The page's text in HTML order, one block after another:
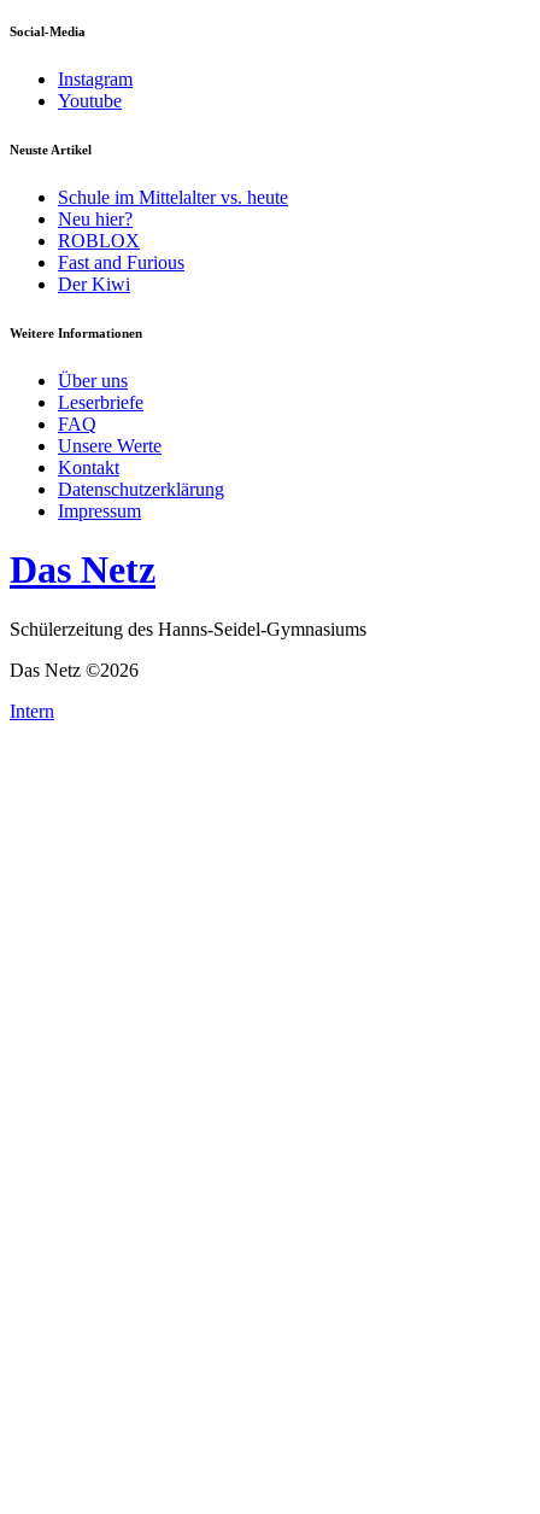
Social-Media
Instagram
Youtube
Neuste Artikel
Schule im Mittelalter vs. heute
Neu hier?
ROBLOX
Fast and Furious
Der Kiwi
Weitere Informationen
Über uns
Leserbriefe
FAQ
Unsere Werte
Kontakt
Datenschutzerklärung
Impressum
Das Netz
Schülerzeitung des Hanns-Seidel-Gymnasiums
Das Netz ©2026
Intern